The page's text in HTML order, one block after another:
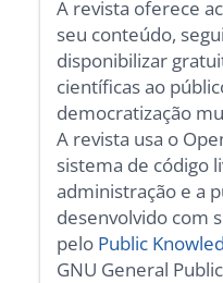
A revista oferece
seu conteúdo,
disponibilizar
científicas ao
democratização
A revista usa o
sistema de código
administração e a
desenvolvido com
pelo Public
GNU General